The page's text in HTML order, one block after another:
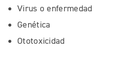
Virus o enfermedad
Genética
Ototoxicidad